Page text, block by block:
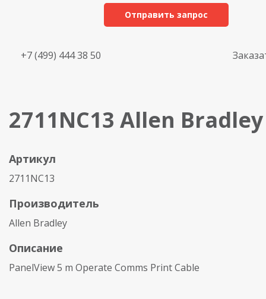
Отправить запрос
+7 (499) 444 38 50
2711NC13 Allen Bradley
Артикул
2711NC13
Производитель
Allen Bradley
Описание
PanelView 5 m Operate Comms Print Cable